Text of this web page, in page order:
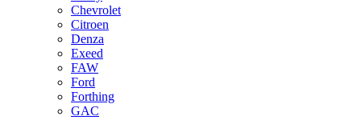
Chevrolet
Citroen
Denza
Exeed
FAW
Ford
Forthing
GAC